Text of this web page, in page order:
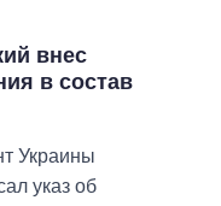
внес
в состав
Украины
указ об